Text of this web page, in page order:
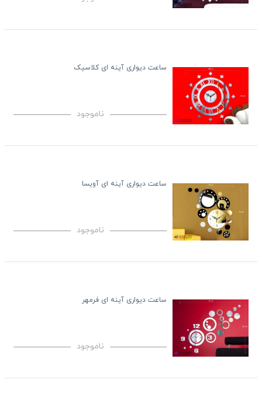
ساعت دیواری آینه ای کلاسیک
ناموجود
ساعت دیواری آینه ای آویسا
ناموجود
ساعت دیواری آینه ای فرمهر
ناموجود